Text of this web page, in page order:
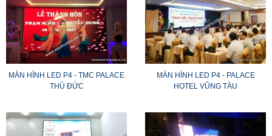
MÀN HÌNH LED P4 - TMC PALACE
THỦ ĐỨC
MÀN HÌNH LED P4 - PALACE
HOTEL VŨNG TÀU